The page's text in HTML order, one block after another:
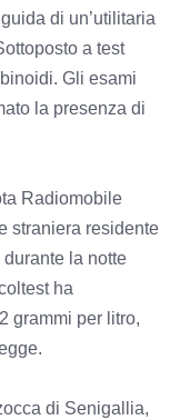
di un’utilitaria
a test
Gli esami
la presenza di
Radiomobile
straniera residente
durante la notte
ha
grammi per litro,
di Senigallia,